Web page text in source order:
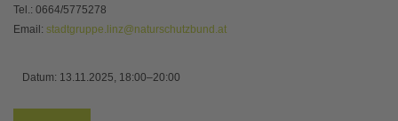
Tel.: 0664/5775278
Email: stadtgruppe.linz@naturschutzbund.at
Datum: 13.11.2025, 18:00–20:00